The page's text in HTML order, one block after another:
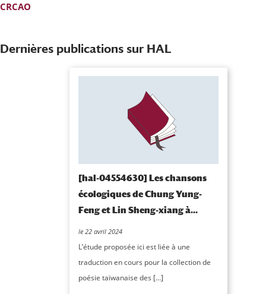
CRCAO
Dernières publications sur HAL
[hal-04554630] Les chansons
écologiques de Chung Yung-
Feng et Lin Sheng-xiang à...
le 22 avril 2024
L’étude proposée ici est liée à une
traduction en cours pour la collection de
poésie taïwanaise des […]